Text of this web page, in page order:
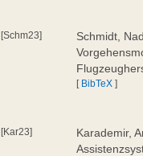
[Schm23]
Schmidt,
[ BibTeX ]
[Kar23]
Karademir,